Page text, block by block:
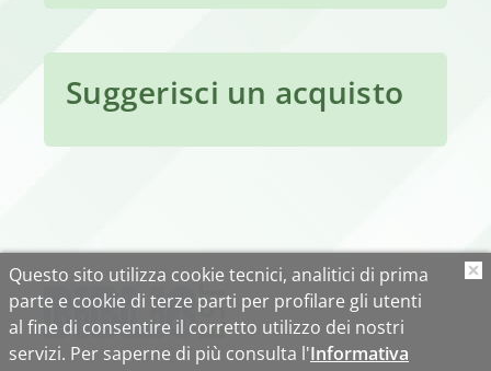
Suggerisci un acquisto
Questo sito utilizza cookie tecnici, analitici di prima
parte e cookie di terze parti per profilare gli utenti
al fine di consentire il corretto utilizzo dei nostri
servizi. Per saperne di più consulta l'Informativa